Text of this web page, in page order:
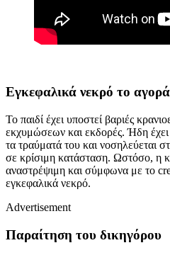
Εγκεφαλικά νεκρό το
Το παιδί έχει υποστεί βαριές
εκχυμώσεων και εκδορές. Ήδη έχει
τα τραύματά του και
σε κρίσιμη κατάσταση. Ωστόσο, η
αναστρέψιμη και σύμφωνα με το
εγκεφαλικά νεκρό.
Advertisement
Παραίτηση του δικηγόρου